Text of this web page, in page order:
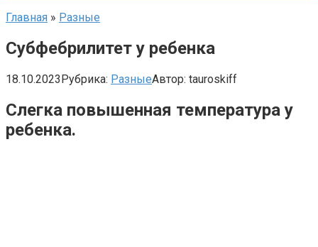
Главная » Разные
Субфебрилитет у ребенка
18.10.2023Рубрика: РазныеАвтор: tauroskiff
Слегка повышенная температура у
ребенка.